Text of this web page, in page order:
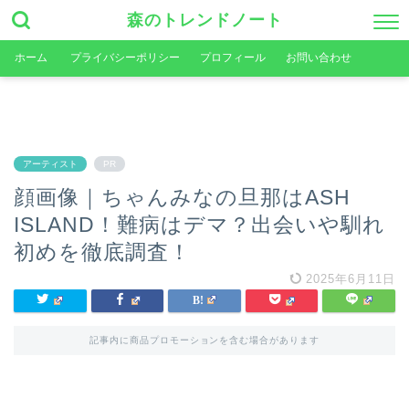
森のトレンドノート
ホーム プライバシーポリシー プロフィール お問い合わせ
アーティスト PR
顔画像｜ちゃんみなの旦那はASH
ISLAND！難病はデマ？出会いや馴れ
初めを徹底調査！
2025年6月11日
記事内に商品プロモーションを含む場合があります